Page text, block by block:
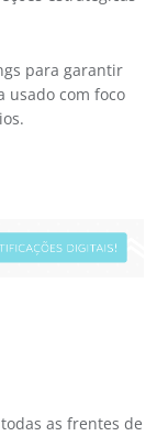
para garantir
usado com foco
as frentes de